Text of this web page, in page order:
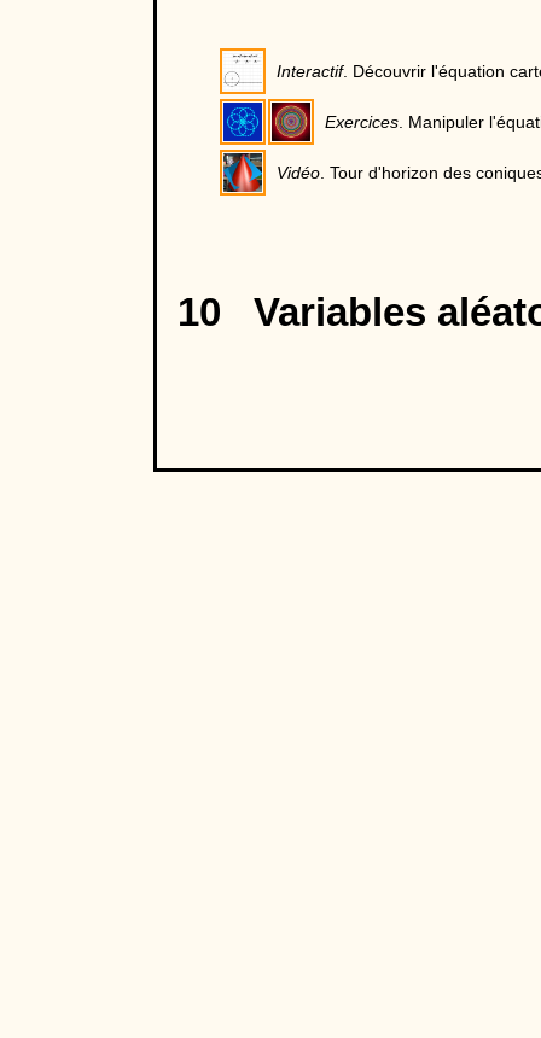
Interactif. Découvrir l'équation
Exercices . Manipuler
Vidéo . Tour d'horizon des
10 Variables